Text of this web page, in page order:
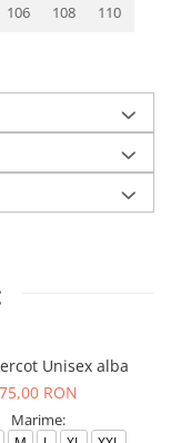
106 108 110
Unisex alba
75,00 RON
Marime: